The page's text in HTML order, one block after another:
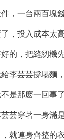
，一台兩百塊
，投入成本太
的，把縫紉機
李芸芸撐場麵
是那麽一回事了
芸穿著一身滿
就連身齊整的